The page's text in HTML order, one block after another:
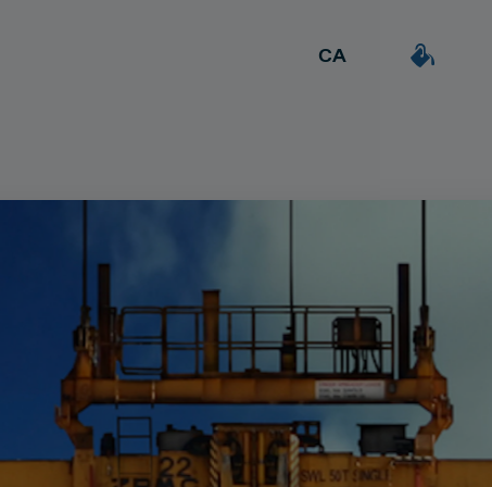
Carve-out
Post Merger Integration
CA
Detallista